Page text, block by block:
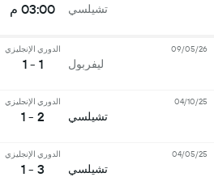
تشيلسي 03:00 م
ليفربول
الدوري الإنجليزي
1 - 1
09/05/26
تشيلسي
الدوري الإنجليزي
2 - 1
04/10/25
تشيلسي
الدوري الإنجليزي
3 - 1
04/05/25